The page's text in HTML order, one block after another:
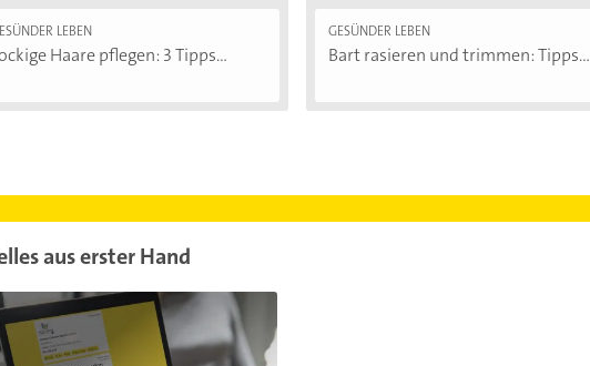
LEBEN
Haare pflegen: 3 Tipps...
GESÜNDER LEBEN
Bart rasieren und trimmen: Tipps...
aus erster Hand